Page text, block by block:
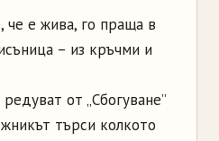
че е жива, го праща в
– из кръчми и
от „Сбогуване”
търси колкото